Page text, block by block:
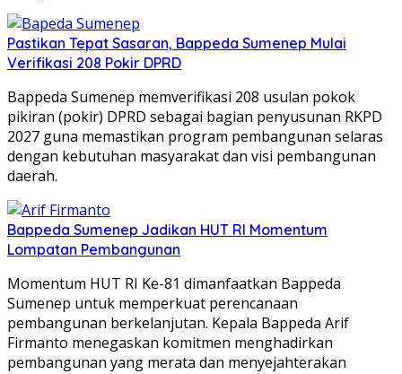
Pastikan Tepat Sasaran, Bappeda Sumenep Mulai
Verifikasi 208 Pokir DPRD
Bappeda Sumenep memverifikasi 208 usulan pokok
pikiran (pokir) DPRD sebagai bagian penyusunan RKPD
2027 guna memastikan program pembangunan selaras
dengan kebutuhan masyarakat dan visi pembangunan
daerah.
Bappeda Sumenep Jadikan HUT RI Momentum
Lompatan Pembangunan
Momentum HUT RI Ke-81 dimanfaatkan Bappeda
Sumenep untuk memperkuat perencanaan
pembangunan berkelanjutan. Kepala Bappeda Arif
Firmanto menegaskan komitmen menghadirkan
pembangunan yang merata dan menyejahterakan